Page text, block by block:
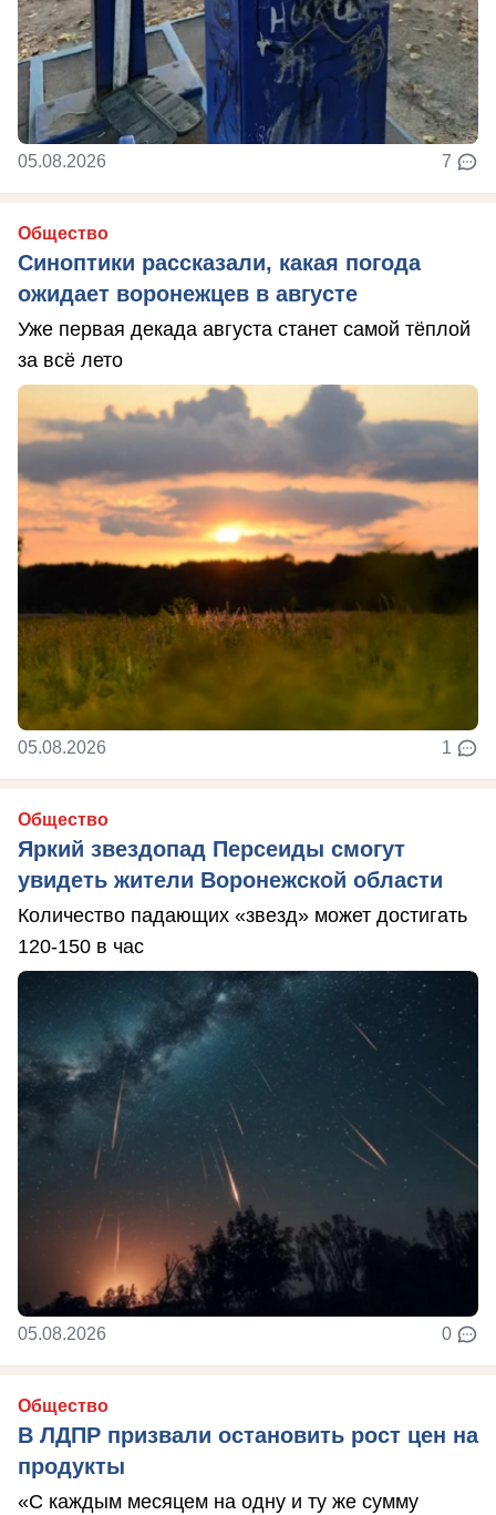
05.08.2026 7
Общество
Синоптики рассказали, какая погода
ожидает воронежцев в августе
Уже первая декада августа станет самой тёплой
за всё лето
05.08.2026 1
Общество
Яркий звездопад Персеиды смогут
увидеть жители Воронежской области
Количество падающих «звезд» может достигать
120-150 в час
05.08.2026 0
Общество
В ЛДПР призвали остановить рост цен на
продукты
«С каждым месяцем на одну и ту же сумму